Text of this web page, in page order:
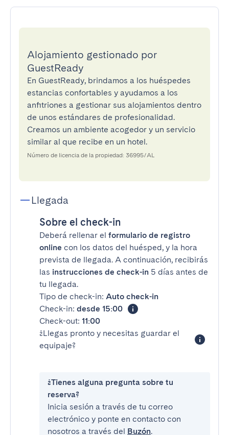
Alojamiento gestionado por
GuestReady
En GuestReady, brindamos a los huéspedes
estancias confortables y ayudamos a los
anfitriones a gestionar sus alojamientos dentro
de unos estándares de profesionalidad.
Creamos un ambiente acogedor y un servicio
similar al que recibe en un hotel.
Número de licencia de la propiedad: 36995/AL
Llegada
Sobre el check-in
Deberá rellenar el formulario de registro
online con los datos del huésped, y la hora
prevista de llegada. A continuación, recibirás
las instrucciones de check-in 5 días antes de
tu llegada.
Tipo de check-in: Auto check-in
Check-in: desde 15:00
Check-out: 11:00
¿Llegas pronto y necesitas guardar el
equipaje?
¿Tienes alguna pregunta sobre tu
reserva?
Inicia sesión a través de tu correo
electrónico y ponte en contacto con
nosotros a través del Buzón.